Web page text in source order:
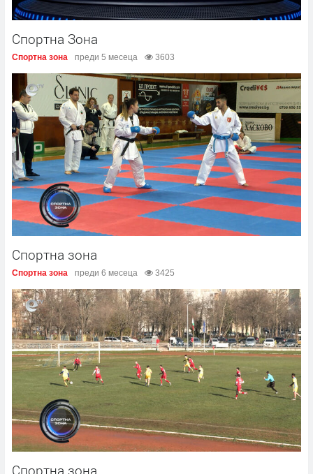
Спортна Зона
Спортна зона преди 5 месеца 3603
Спортна зона
Спортна зона преди 6 месеца 3425
Спортна зона